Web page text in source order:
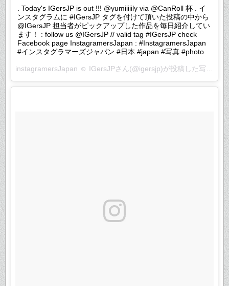
. Today's IGersJP is out !!! @yumiiiiily via @CanRoll 杯 . イ
ンスタグラムに #IGersJP タグを付けて頂いた投稿の中から
@IGersJP 担当者がピックアップした作品を毎日紹介してい
ます！ : follow us @IGersJP // valid tag #IGersJP check
Facebook page InstagramersJapan : #InstagramersJapan
#インスタグラマーズジャパン #日本 #japan #写真 #photo